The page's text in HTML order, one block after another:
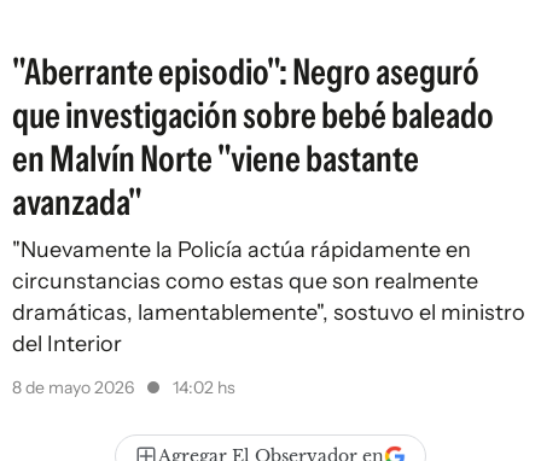
"Aberrante episodio": Negro aseguró
que investigación sobre bebé baleado
en Malvín Norte "viene bastante
avanzada"
"Nuevamente la Policía actúa rápidamente en
circunstancias como estas que son realmente
dramáticas, lamentablemente", sostuvo el ministro
del Interior
8 de mayo 2026 14:02 hs
Agregar El Observador en